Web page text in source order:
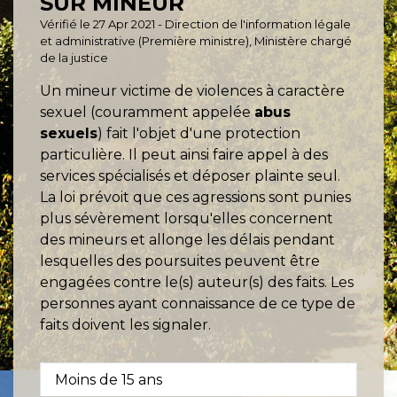
Vérifié le 27 Apr 2021 - Direction de l'information légale
et administrative (Première ministre), Ministère chargé
de la justice
Un mineur victime de violences à caractère
sexuel (couramment appelée abus
sexuels) fait l'objet d'une protection
particulière. Il peut ainsi faire appel à des
services spécialisés et déposer plainte seul.
La loi prévoit que ces agressions sont punies
plus sévèrement lorsqu'elles concernent
des mineurs et allonge les délais pendant
lesquelles des poursuites peuvent être
engagées contre le(s) auteur(s) des faits. Les
personnes ayant connaissance de ce type de
faits doivent les signaler.
Moins de 15 ans